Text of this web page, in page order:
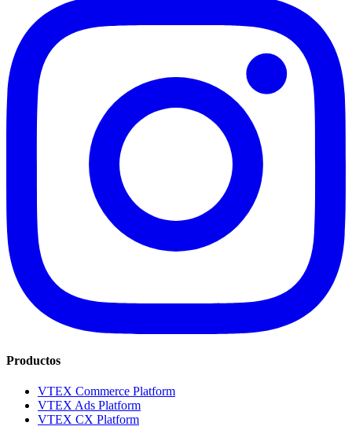
Productos
VTEX Commerce Platform
VTEX Ads Platform
VTEX CX Platform